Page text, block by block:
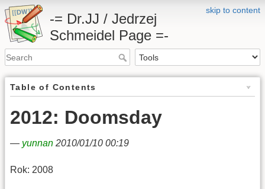
skip to content
-= Dr.JJ / Jedrzej
Schmeidel Page =-
Table of Contents
2012: Doomsday
— yunnan 2010/01/10 00:19
Rok: 2008